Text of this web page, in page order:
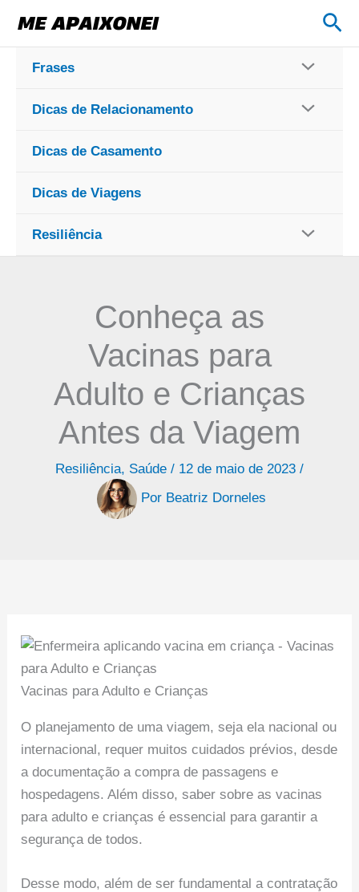
para
conteúdo
Frases
Dicas de Relacionamento
Dicas de Casamento
Dicas de Viagens
Resiliência
Conheça as
Vacinas para
Adulto e Crianças
Antes da Viagem
Resiliência, Saúde / 12 de maio de 2023 /
Por Beatriz Dorneles
Vacinas para Adulto e Crianças
O planejamento de uma viagem, seja ela nacional ou
internacional, requer muitos cuidados prévios, desde
a documentação a compra de passagens e
hospedagens. Além disso, saber sobre as vacinas
para adulto e crianças é essencial para garantir a
segurança de todos.
Desse modo, além de ser fundamental a contratação